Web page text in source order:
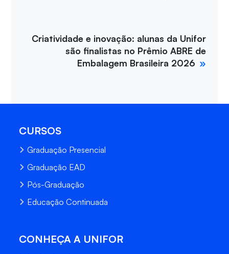
Criatividade e inovação: alunas da Unifor
são finalistas no Prêmio ABRE de
Embalagem Brasileira 2026
CURSOS
Graduação Presencial
Graduação EAD
Pós-Graduação
Educação Continuada
CONHEÇA A UNIFOR